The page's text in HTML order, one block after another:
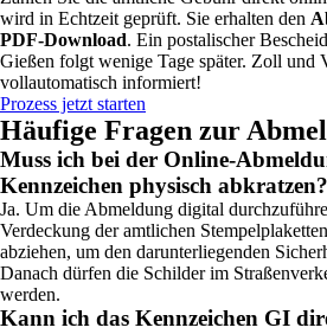
wird in Echtzeit geprüft. Sie erhalten den
PDF-Download. Ein postalischer
Gießen folgt wenige Tage später. Zoll und
vollautomatisch informiert!
Prozess jetzt starten
Häufige Fragen zur
Muss ich bei der Online-
Kennzeichen physisch abkratzen?
Ja. Um die Abmeldung digital
Verdeckung der amtlichen
abziehen, um den darunterliegenden
Danach dürfen die Schilder im
werden.
Kann ich das Kennzeichen GI